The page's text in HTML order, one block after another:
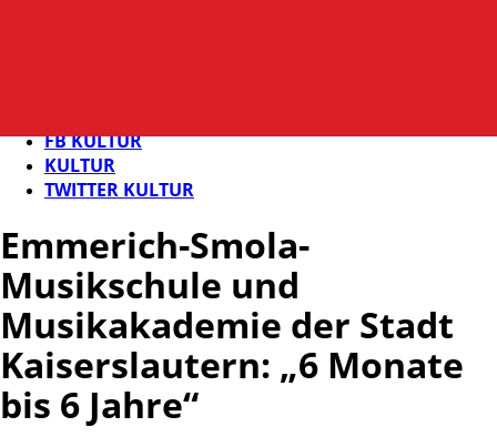
FB KULTUR
KULTUR
TWITTER KULTUR
Emmerich-Smola-
Musikschule und
Musikakademie der Stadt
Kaiserslautern: „6 Monate
bis 6 Jahre“